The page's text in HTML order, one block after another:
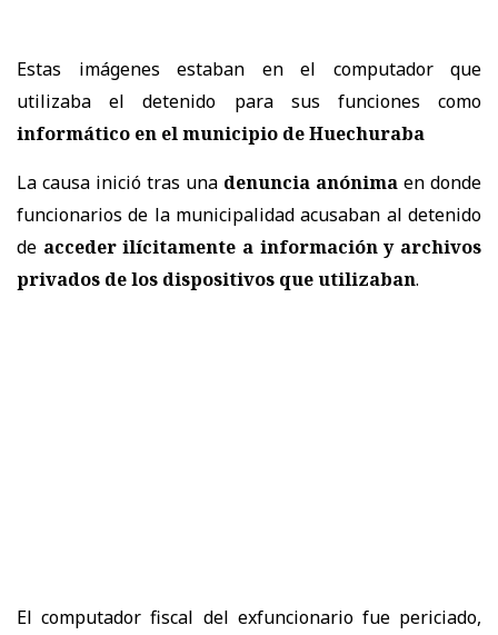
Estas imágenes estaban en el computador que
utilizaba el detenido para sus funciones como
informático en el municipio de Huechuraba
La causa inició tras una denuncia anónima en donde
funcionarios de la municipalidad acusaban al detenido
de acceder ilícitamente a información y archivos
privados de los dispositivos que utilizaban.
El computador fiscal del exfuncionario fue periciado,